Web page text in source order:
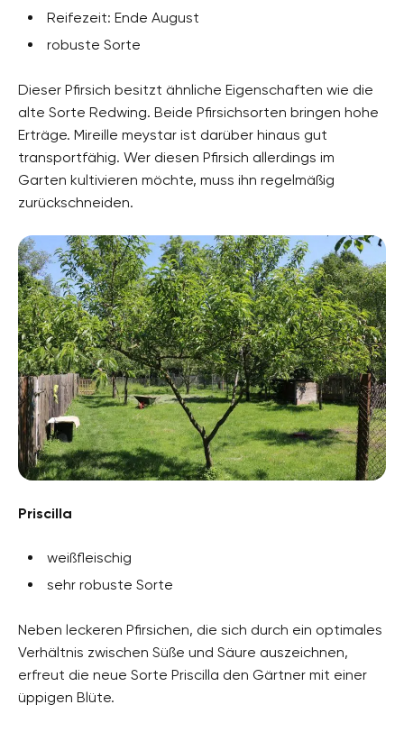
Reifezeit: Ende August
robuste Sorte
Dieser Pfirsich besitzt ähnliche Eigenschaften wie die
alte Sorte Redwing. Beide Pfirsichsorten bringen hohe
Erträge. Mireille meystar ist darüber hinaus gut
transportfähig. Wer diesen Pfirsich allerdings im
Garten kultivieren möchte, muss ihn regelmäßig
zurückschneiden.
Priscilla
weißfleischig
sehr robuste Sorte
Neben leckeren Pfirsichen, die sich durch ein optimales
Verhältnis zwischen Süße und Säure auszeichnen,
erfreut die neue Sorte Priscilla den Gärtner mit einer
üppigen Blüte.